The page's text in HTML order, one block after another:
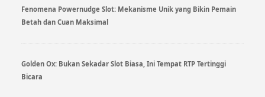
Fenomena Powernudge Slot: Mekanisme Unik yang Bikin Pemain
Betah dan Cuan Maksimal
Golden Ox: Bukan Sekadar Slot Biasa, Ini Tempat RTP Tertinggi
Bicara